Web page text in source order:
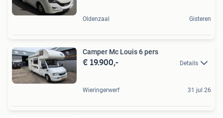
Oldenzaal Gisteren
Camper Mc Louis 6 pers
€ 19.900,- Details
Wieringerwerf 31 jul 26